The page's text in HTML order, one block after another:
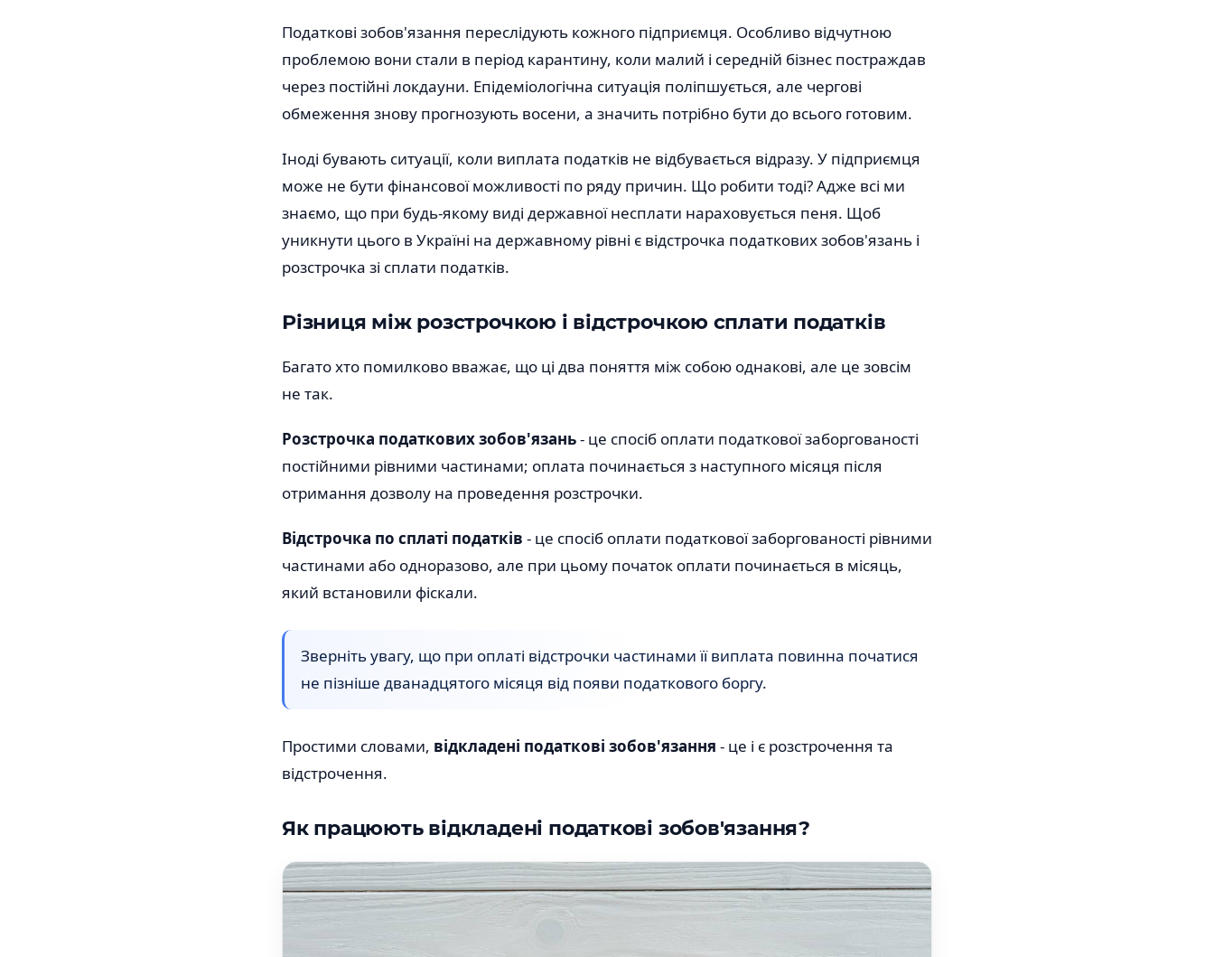
Податкові зобов'язання переслідують кожного підприємця. Особливо відчутною
проблемою вони стали в період карантину, коли малий і середній бізнес постраждав
через постійні локдауни. Епідеміологічна ситуація поліпшується, але чергові
обмеження знову прогнозують восени, а значить потрібно бути до всього готовим.
Іноді бувають ситуації, коли виплата податків не відбувається відразу. У підприємця
може не бути фінансової можливості по ряду причин. Що робити тоді? Адже всі ми
знаємо, що при будь-якому виді державної несплати нараховується пеня. Щоб
уникнути цього в Україні на державному рівні є відстрочка податкових зобов'язань і
розстрочка зі сплати податків.
Різниця між розстрочкою і відстрочкою сплати податків
Багато хто помилково вважає, що ці два поняття між собою однакові, але це зовсім
не так.
Розстрочка податкових зобов'язань- це спосіб оплати податкової заборгованості
постійними рівними частинами; оплата починається з наступного місяця після
отримання дозволу на проведення розстрочки.
Відстрочка по сплаті податків - це спосіб оплати податкової заборгованості рівними
частинами або одноразово, але при цьому початок оплати починається в місяць,
який встановили фіскали.
Зверніть увагу, що при оплаті відстрочки частинами її виплата повинна початися
не пізніше дванадцятого місяця від появи податкового боргу.
Простими словами, відкладені податкові зобов'язання - це і є розстрочення та
відстрочення.
Як працюють відкладені податкові зобов'язання?